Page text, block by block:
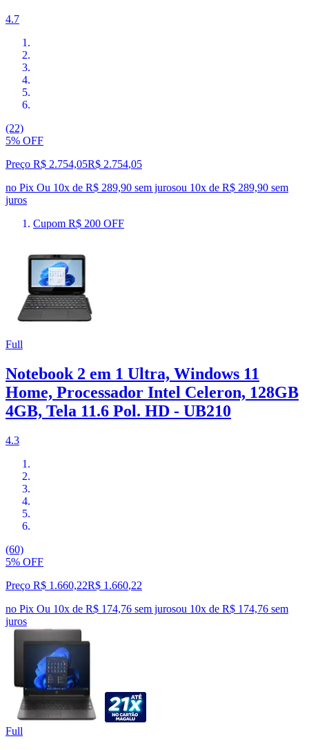
4.7
(22)
5% OFF
Preço R$ 2.754,05R$ 2.754,05
no Pix Ou 10x de R$ 289,90 sem jurosou 10x de R$ 289,90 sem
juros
Cupom R$ 200 OFF
Full
Notebook 2 em 1 Ultra, Windows 11
Home, Processador Intel Celeron, 128GB
4GB, Tela 11.6 Pol. HD - UB210
4.3
(60)
5% OFF
Preço R$ 1.660,22R$ 1.660,22
no Pix Ou 10x de R$ 174,76 sem jurosou 10x de R$ 174,76 sem
juros
Full